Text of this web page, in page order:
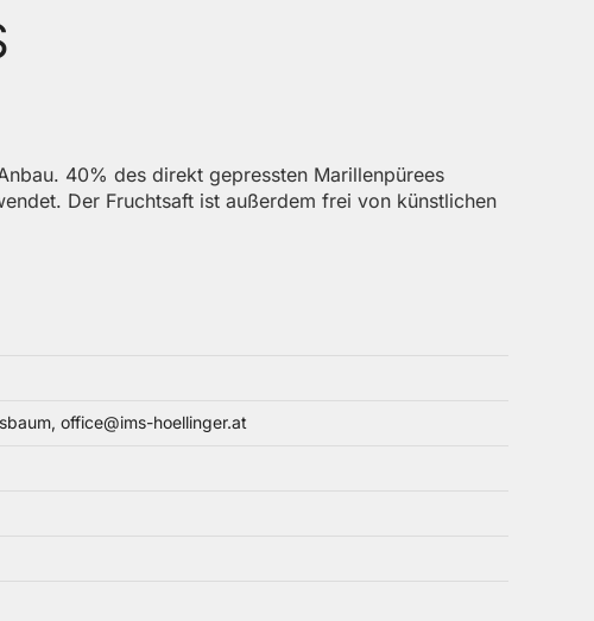
40% des direkt gepressten Marillenpürees
Der Fruchtsaft ist außerdem frei von künstlichen
office@ims-hoellinger.at